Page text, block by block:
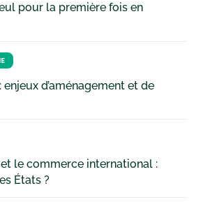
pour la première fois en
enjeux d’aménagement et de
le commerce international :
États ?